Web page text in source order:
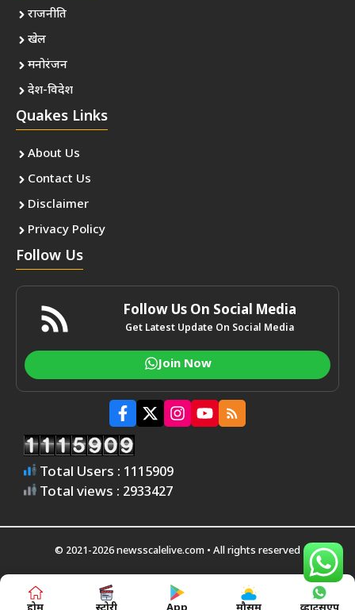
राजनीति
खेल
मनोरंजन
देश-विदेश
Quakes Links
About Us
Contact Us
Disclaimer
Privacy Policy
Follow Us
Follow Us On Social Media
Get Latest Update On Social Media
Join Now
Total Users : 1115909
Total views : 2933427
© 2021-2026 newsscalelive.com • All rights reserved